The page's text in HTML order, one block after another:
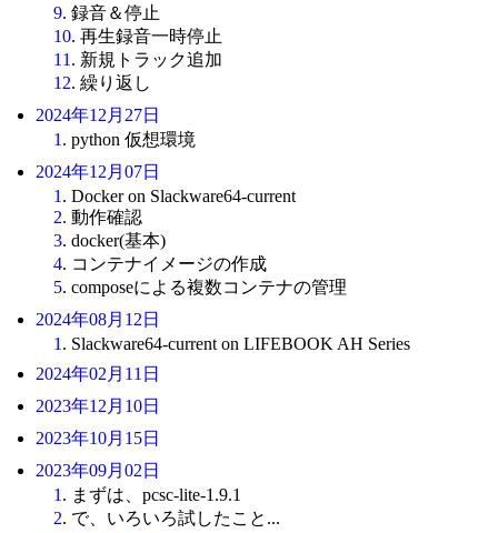
9. 録音＆停止
10. 再生録音一時停止
11 . 新規トラック追加
12. 繰り返し
2024年12月27日
1 . python 仮想環境
2024年12月07日
1 . Docker on Slackware64-current
2. 動作確認
3. docker(基本)
4. コンテナイメージの作成
5. composeによる複数コンテナの管理
2024年08月12日
1 . Slackware64-current on LIFEBOOK AH Series
2024年02月11日
2023年12月10日
2023年10月15日
2023年09月02日
1 . まずは、pcsc-lite-1.9.1
2. で、いろいろ試したこと...